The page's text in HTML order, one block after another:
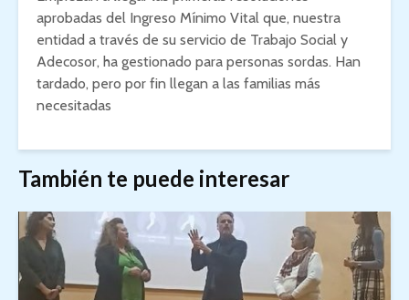
aprobadas del Ingreso Mínimo Vital que, nuestra
entidad a través de su servicio de Trabajo Social y
Adecosor, ha gestionado para personas sordas. Han
tardado, pero por fin llegan a las familias más
necesitadas
También te puede interesar